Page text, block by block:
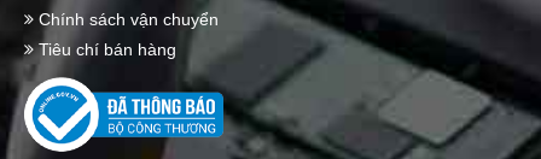
Chính sách vận chuyển
Tiêu chí bán hàng